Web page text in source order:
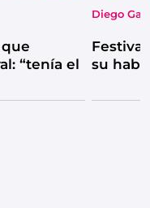
“tenía el
Diego
su